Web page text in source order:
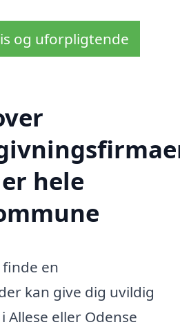
og uforpligtende
hele
en
kan give dig uvildig
eller Odense